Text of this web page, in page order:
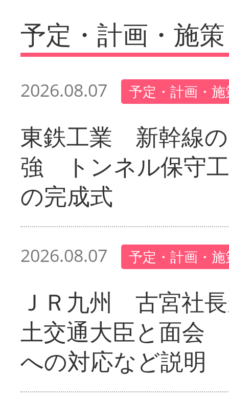
予定・計画・施策
2026.08.07 予定・計画・
東鉄工業 新幹線
強 トンネル保守
の完成式
2026.08.07 予定・計画・
ＪＲ九州 古宮社
土交通大臣と面会
への対応など説明